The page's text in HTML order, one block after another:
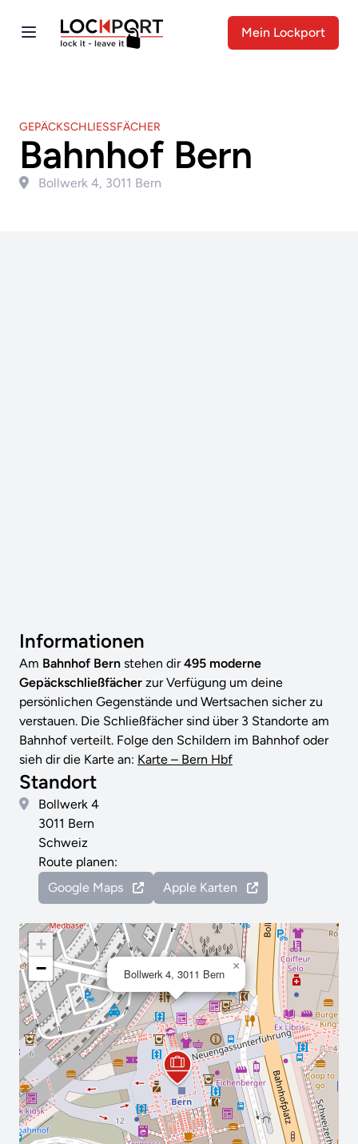
Mein Lockport
GEPÄCKSCHLIESSFÄCHER
Bahnhof Bern
Bollwerk 4, 3011 Bern
Informationen
Am Bahnhof Bern stehen dir495 moderne
Gepäckschließfächer zur Verfügung um deine
persönlichen Gegenstände und Wertsachen sicher zu
verstauen. Die Schließfächer sind über 3 Standorte am
Bahnhof verteilt. Folge den Schildern im Bahnhof oder
sieh dir die Karte an: Karte – Bern Hbf
Standort
Bollwerk 4
3011 Bern
Schweiz
Route planen:
Google Maps
Apple Karten
Bollwerk 4, 3011 Bern
×
+
−